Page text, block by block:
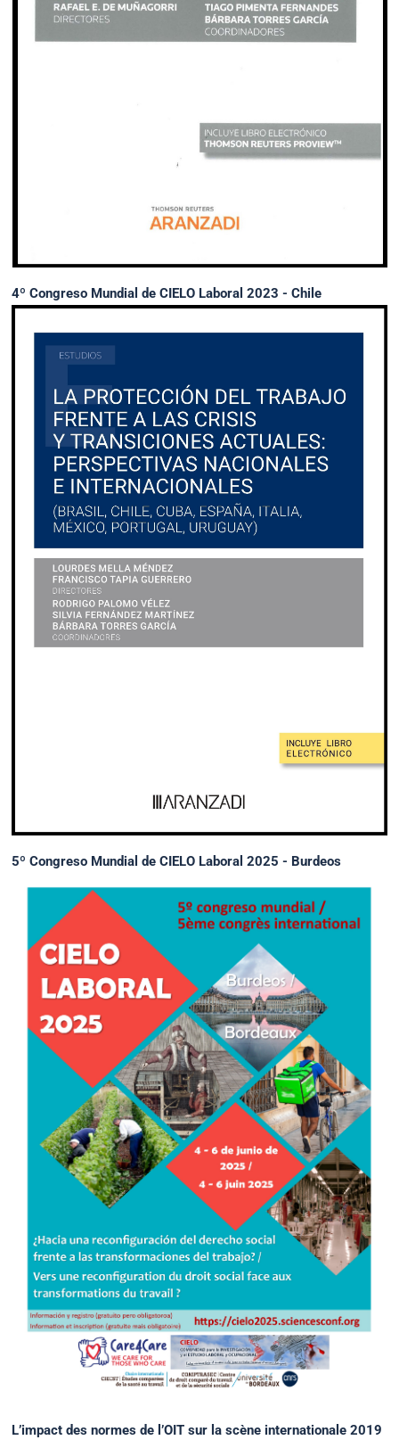
4º Congreso Mundial de CIELO Laboral 2023 - Chile
5º Congreso Mundial de CIELO Laboral 2025 - Burdeos
L’impact des normes de l’OIT sur la scène internationale 2019